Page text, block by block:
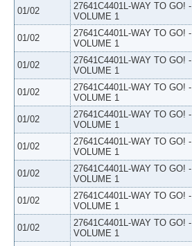
01/02
27641C4401L-WAY TO GO! -
VOLUME 1
01/02
27641C4401L-WAY TO GO! -
VOLUME 1
01/02
27641C4401L-WAY TO GO! -
VOLUME 1
01/02
27641C4401L-WAY TO GO! -
VOLUME 1
01/02
27641C4401L-WAY TO GO! -
VOLUME 1
01/02
27641C4401L-WAY TO GO! -
VOLUME 1
01/02
27641C4401L-WAY TO GO! -
VOLUME 1
01/02
27641C4401L-WAY TO GO! -
VOLUME 1
01/02
27641C4401L-WAY TO GO! -
VOLUME 1